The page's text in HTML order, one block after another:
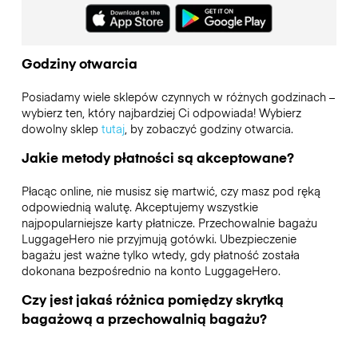
Godziny otwarcia
Posiadamy wiele sklepów czynnych w różnych godzinach –
wybierz ten, który najbardziej Ci odpowiada! Wybierz
dowolny sklep tutaj, by zobaczyć godziny otwarcia.
Jakie metody płatności są akceptowane?
Płacąc online, nie musisz się martwić, czy masz pod ręką
odpowiednią walutę. Akceptujemy wszystkie
najpopularniejsze karty płatnicze. Przechowalnie bagażu
LuggageHero nie przyjmują gotówki. Ubezpieczenie
bagażu jest ważne tylko wtedy, gdy płatność została
dokonana bezpośrednio na konto LuggageHero.
Czy jest jakaś różnica pomiędzy skrytką
bagażową a przechowalnią bagażu?